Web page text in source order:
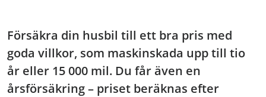
Försäkra din husbil till ett bra pris med
goda villkor, som maskinskada upp till tio
år eller 15 000 mil. Du får även en
årsförsäkring – priset beräknas efter